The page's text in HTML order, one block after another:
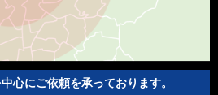
心にご依頼を承っております。